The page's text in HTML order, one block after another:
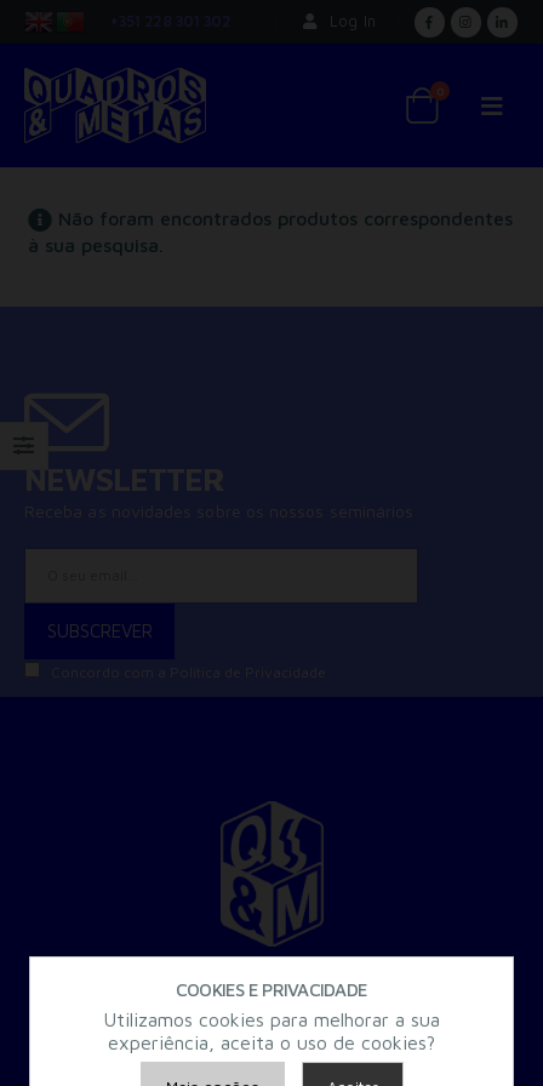
+351 228 301 302 Log In
0
Não foram encontrados produtos correspondentes
à sua pesquisa.
30 Anos a criar Formação Especializada para a Administração
COOKIES E PRIVACIDADE
Utilizamos cookies para melhorar a sua
experiência, aceita o uso de cookies?